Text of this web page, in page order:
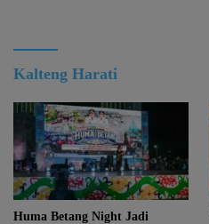
Kalteng Harati
Huma Betang Night Jadi